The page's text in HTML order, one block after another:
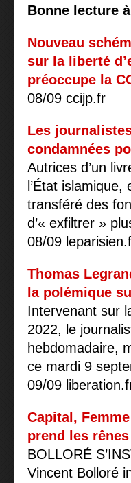
Bonne lecture
Nouveau
sur la liberté
préoccupe la
08/09 ccijp.fr
Les
condamnées
Autrices d’un
l’État
transféré des
d’« exfiltrer »
08/09
Thomas
la polémique
Intervenant sur
2022, le
hebdomadaire,
ce mardi 9
09/09
Capital,
prend les
BOLLORÉ
Vincent Bolloré